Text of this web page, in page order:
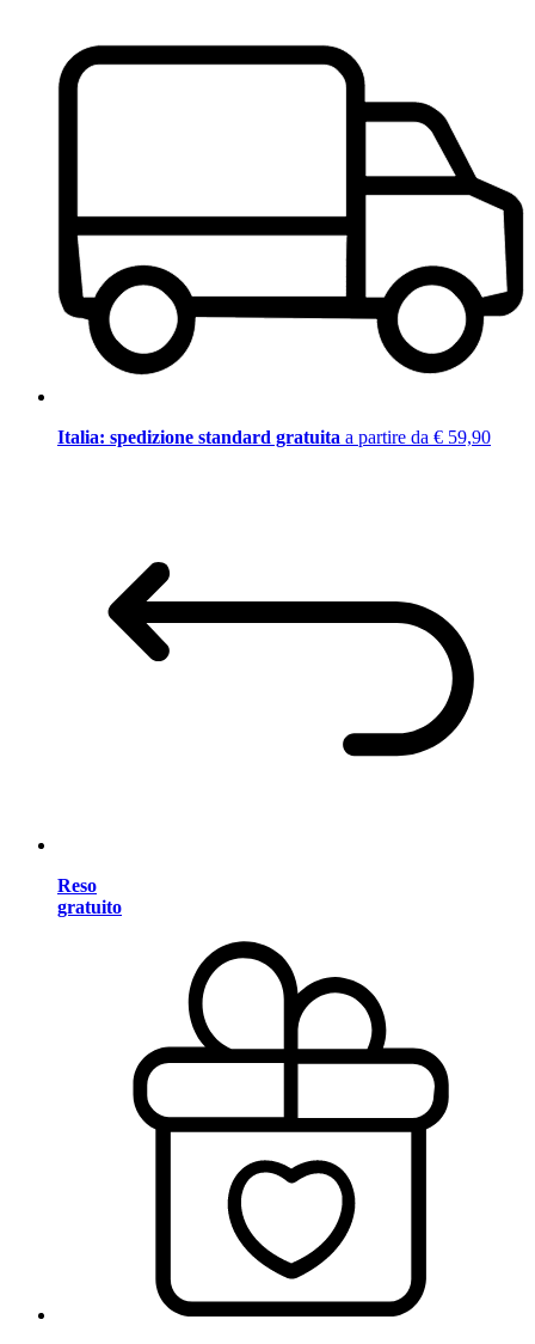
Italia: spedizione standard gratuita a partire da € 59,90
Reso
gratuito